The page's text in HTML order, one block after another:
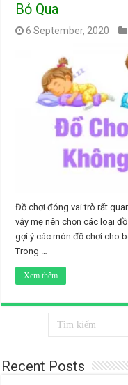
Bỏ Qua
6 September, 2020
Đồ chơi đóng vai trò rất
vậy mẹ nên chọn các loại
gợi ý các món đồ chơi cho
Trong …
Xem thêm
Recent Posts